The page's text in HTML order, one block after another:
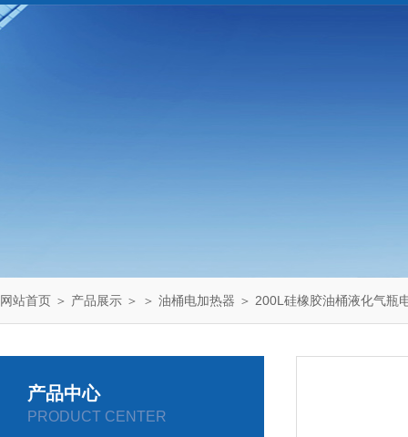
网站首页 ＞ 产品展示 ＞ ＞ 油桶电加热器 ＞ 200L硅橡胶油桶液化气瓶
产品中心
PRODUCT CENTER